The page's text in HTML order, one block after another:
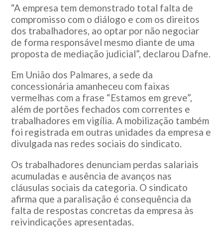
“A empresa tem demonstrado total falta de
compromisso com o diálogo e com os direitos
dos trabalhadores, ao optar por não negociar
de forma responsável mesmo diante de uma
proposta de mediação judicial”, declarou Dafne.
Em União dos Palmares, a sede da
concessionária amanheceu com faixas
vermelhas com a frase “Estamos em greve”,
além de portões fechados com correntes e
trabalhadores em vigília. A mobilização também
foi registrada em outras unidades da empresa e
divulgada nas redes sociais do sindicato.
Os trabalhadores denunciam perdas salariais
acumuladas e ausência de avanços nas
cláusulas sociais da categoria. O sindicato
afirma que a paralisação é consequência da
falta de respostas concretas da empresa às
reivindicações apresentadas.